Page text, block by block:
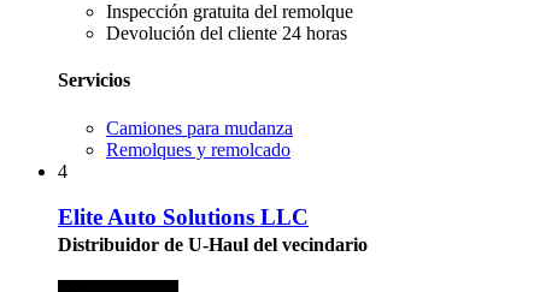
Inspección gratuita del remolque
Devolución del cliente 24 horas
Servicios
Camiones para mudanza
Remolques y remolcado
4
Elite Auto Solutions LLC
Distribuidor de U-Haul del vecindario